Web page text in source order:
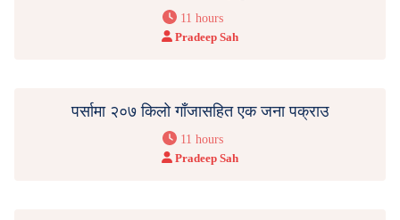
11 hours
Pradeep Sah
पर्सामा २०७ किलो गाँजासहित एक जना पक्राउ
11 hours
Pradeep Sah